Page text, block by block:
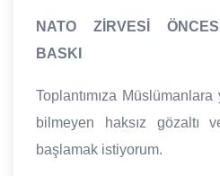
NATO ZİRVESİ
BASKI
Toplantımıza
bilmeyen haksız gözaltı
başlamak istiyorum.